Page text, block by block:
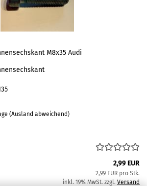
M8x35 Audi
(Ausland abweichend)
2,99 EUR
2,99 EUR pro Stk.
inkl. 19% MwSt. zzgl. Versand